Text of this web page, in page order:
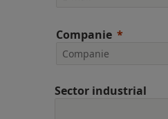
Companie
Sector industrial